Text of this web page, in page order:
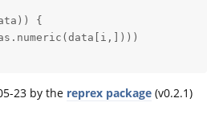
{
23 by the reprex package (v0.2.1)